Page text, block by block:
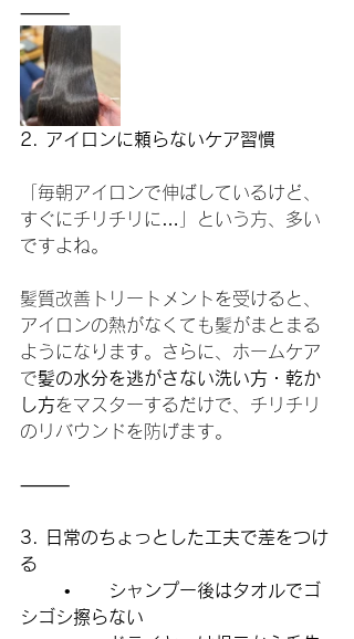
⸻
2. アイロンに頼らないケア習慣
「毎朝アイロンで伸ばしているけど、
すぐにチリチリに…」という方、多い
ですよね。
髪質改善トリートメントを受けると、
アイロンの熱がなくても髪がまとまる
ようになります。さらに、ホームケア
で髪の水分を逃がさない洗い方・乾か
し方をマスターするだけで、チリチリ
のリバウンドを防げます。
⸻
3. 日常のちょっとした工夫で差をつけ
る
シャンプー後はタオルでゴ
シゴシ擦らない